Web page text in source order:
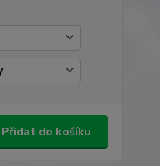
Přidat do košíku